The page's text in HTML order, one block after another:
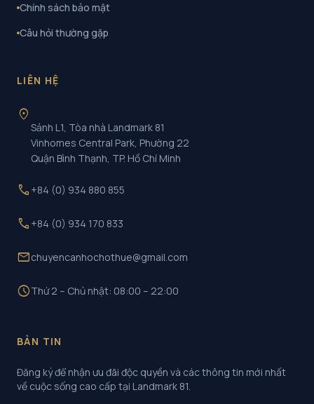
Chính sách bảo mật
Câu hỏi thường gặp
LIÊN HỆ
location_on
Sảnh L1, Tòa nhà Landmark 81
Vinhomes Central Park, Phường 22
Quận Bình Thạnh, TP. Hồ Chí Minh
call +84 (0) 934 880 855
call +84 (0) 934 170 833
mailchuyencanhochothue@gmail.com
scheduleThứ 2 – Chủ nhật: 08:00 – 22:00
BẢN TIN
Đăng ký để nhận ưu đãi độc quyền và các thông tin mới nhất
về cuộc sống cao cấp tại Landmark 81.